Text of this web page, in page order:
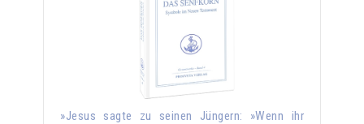
»Jesus sagte zu seinen Jüngern: »Wenn ihr